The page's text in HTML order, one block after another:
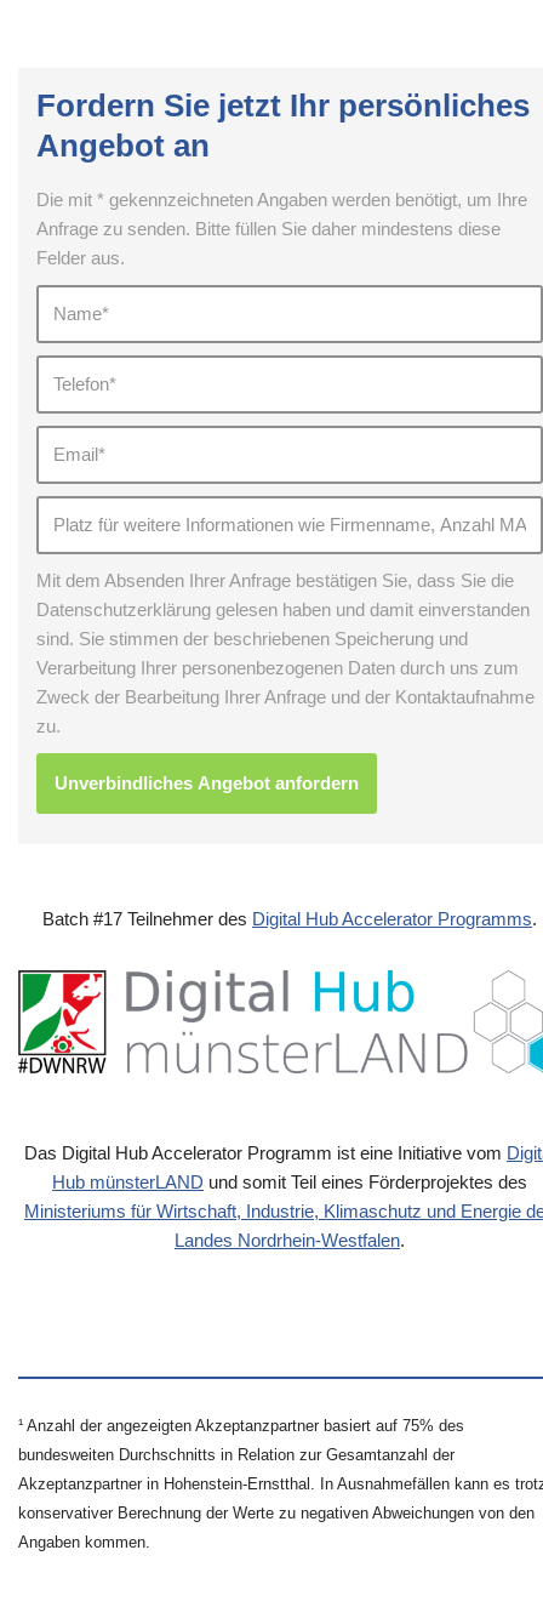
Fordern Sie jetzt Ihr persönliches
Angebot an
Die mit * gekennzeichneten Angaben werden benötigt, um Ihre
Anfrage zu senden. Bitte füllen Sie daher mindestens diese
Felder aus.
Mit dem Absenden Ihrer Anfrage bestätigen Sie, dass Sie die
Datenschutzerklärung gelesen haben und damit einverstanden
sind. Sie stimmen der beschriebenen Speicherung und
Verarbeitung Ihrer personenbezogenen Daten durch uns zum
Zweck der Bearbeitung Ihrer Anfrage und der Kontaktaufnahme
zu.
Batch #17 Teilnehmer des Digital Hub Accelerator Programms.
Das Digital Hub Accelerator Programm ist eine Initiative vom
Hub münsterLAND und somit Teil eines Förderprojektes des
Ministeriums für Wirtschaft, Industrie, Klimaschutz und Energie
Landes Nordrhein-Westfalen.
¹ Anzahl der angezeigten Akzeptanzpartner basiert auf 75% des
bundesweiten Durchschnitts in Relation zur Gesamtanzahl der
Akzeptanzpartner in Hohenstein-Ernstthal. In Ausnahmefällen kann es
konservativer Berechnung der Werte zu negativen Abweichungen von den
Angaben kommen.